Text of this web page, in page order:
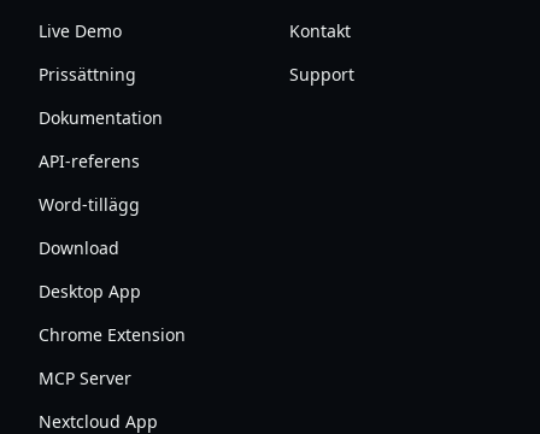
Live Demo
Prissättning
Dokumentation
API-referens
Word-tillägg
Download
Desktop App
Chrome Extension
MCP Server
Nextcloud App
Kontakt
Support